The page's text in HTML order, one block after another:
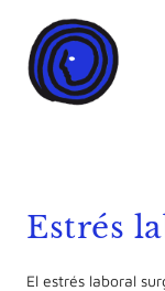
Estrés
El estrés laboral